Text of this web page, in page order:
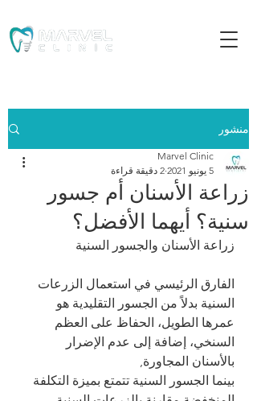
منشور
زراعة الأسنان أم جسور
سنية؟ أيهما الأفضل؟
Marvel Clinic
5 يونيو 2021
2 دقيقة قراءة
زراعة الأسنان والجسور السنية
الفارق الرئيسي في استعمال الزرعات
السنية بدلاً من الجسور التقليدية هو
عمرها الطويل، الحفاظ على العظم
السنخي، إضافة إلى عدم الإضرار
بالأسنان المجاورة,
بينما الجسور السنية تتمتع بميزة التكلفة